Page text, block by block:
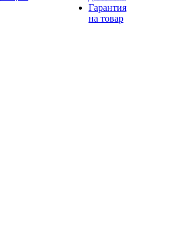
Гарантия
на товар